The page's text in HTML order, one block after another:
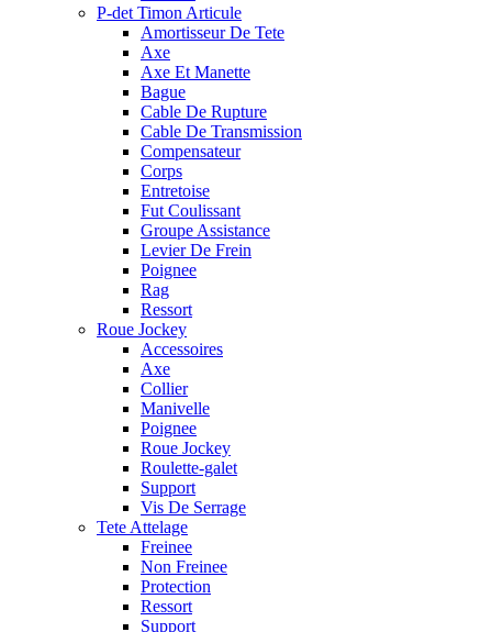
P-det Timon Articule
Amortisseur De Tete
Axe
Axe Et Manette
Bague
Cable De Rupture
Cable De Transmission
Compensateur
Corps
Entretoise
Fut Coulissant
Groupe Assistance
Levier De Frein
Poignee
Rag
Ressort
Roue Jockey
Accessoires
Axe
Collier
Manivelle
Poignee
Roue Jockey
Roulette-galet
Support
Vis De Serrage
Tete Attelage
Freinee
Non Freinee
Protection
Ressort
Support